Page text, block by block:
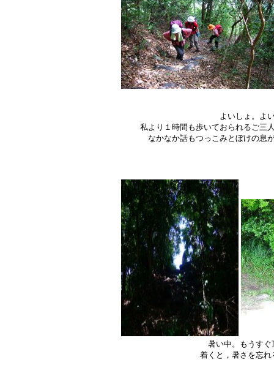
よいしょ。よ
私より１時間も歩いておられるご三
なかなか話もつっこみとぼけの息
暑い中。もうすぐ
着くと，暑さを忘れ